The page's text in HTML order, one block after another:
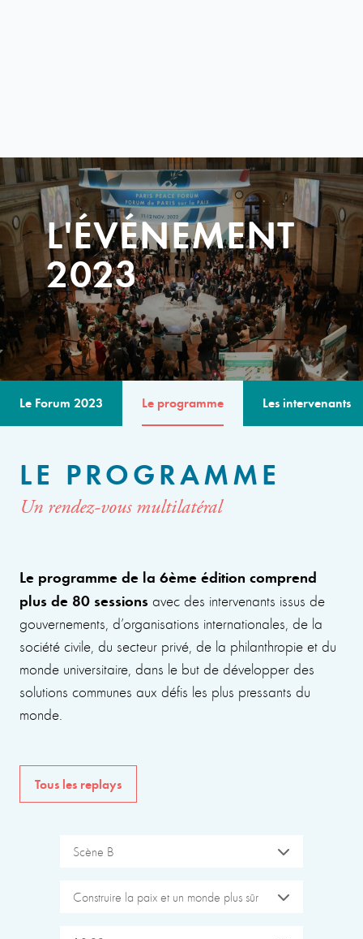
L'ÉVÉNEMENT
2023
Le Forum 2023 Le programme Les intervenants
LE PROGRAMME
Un rendez-vous multilatéral
Le programme de la 6ème édition comprend
plus de 80 sessions avec des intervenants issus de
gouvernements, d’organisations internationales, de la
société civile, du secteur privé, de la philanthropie et du
monde universitaire, dans le but de développer des
solutions communes aux défis les plus pressants du
monde.
Tous les replays
Scène B
Construire la paix et un monde plus sûr